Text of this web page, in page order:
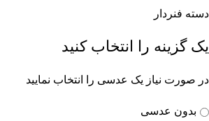
دسته فنردار
یک گزینه را انتخاب کنید
در صورت نیاز یک عدسی را انتخاب نمایید
بدون عدسی